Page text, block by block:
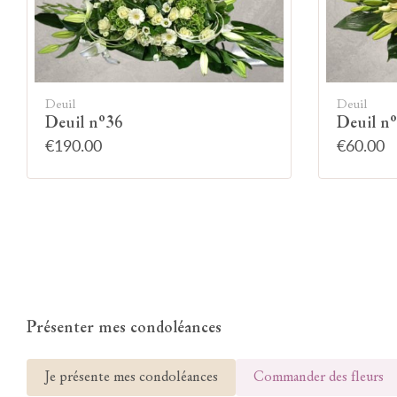
Deuil
Deuil n°36
€190.00
Deuil
Deuil
€60.00
Présenter mes condoléances
Je présente mes condoléances Commander des fleurs